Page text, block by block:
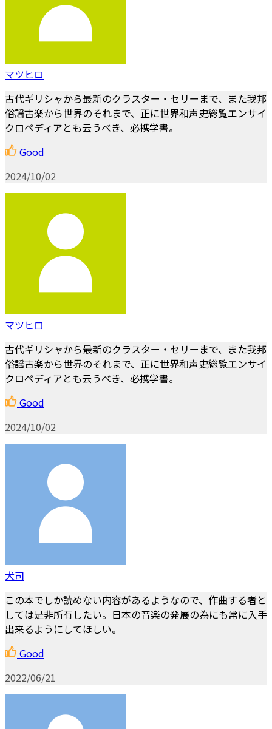
マツヒロ
古代ギリシャから最新のクラスター・セリーまで、また我邦
俗謡古楽から世界のそれまで、正に世界和声史総覧エンサイ
クロペディアとも云うべき、必携学書。
Good
2024/10/02
マツヒロ
古代ギリシャから最新のクラスター・セリーまで、また我邦
俗謡古楽から世界のそれまで、正に世界和声史総覧エンサイ
クロペディアとも云うべき、必携学書。
Good
2024/10/02
犬司
この本でしか読めない内容があるようなので、作曲する者と
しては是非所有したい。日本の音楽の発展の為にも常に入手
出来るようにしてほしい。
Good
2022/06/21